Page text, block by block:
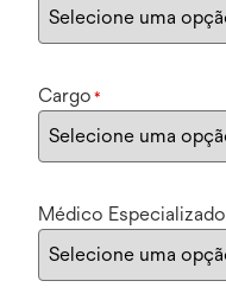
Cargo *
Médico Especializado